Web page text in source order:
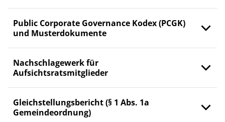
Public Corporate Governance Kodex (PCGK)
und Musterdokumente
Nachschlagewerk für
Aufsichtsratsmitglieder
Gleichstellungsbericht (§ 1 Abs. 1a
Gemeindeordnung)